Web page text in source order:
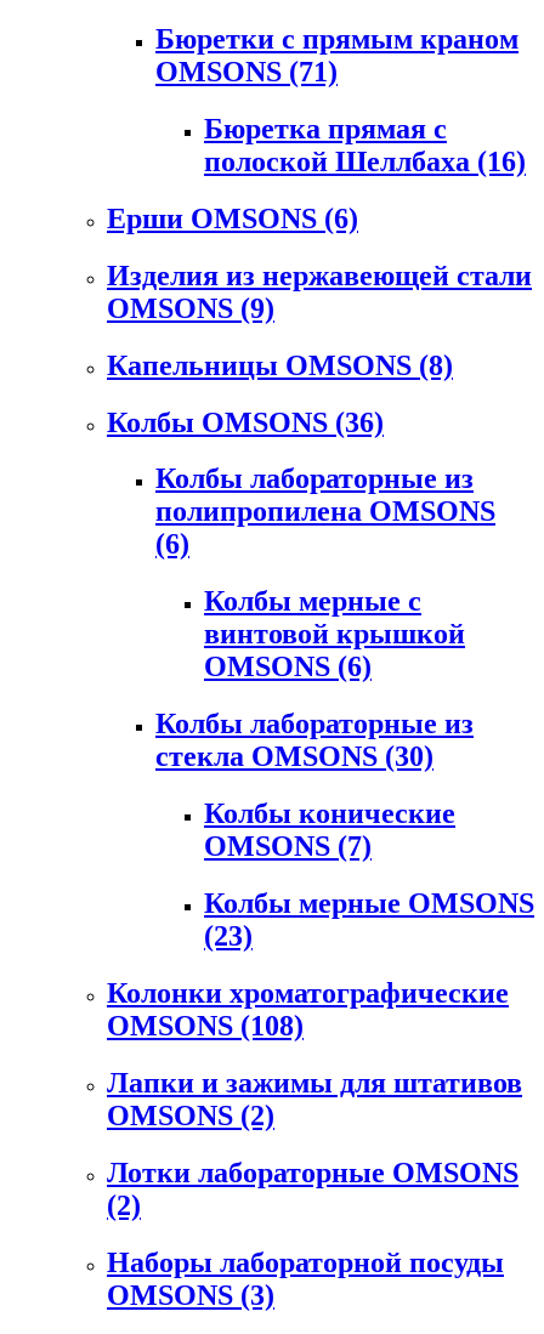
Бюретки с прямым краном
OMSONS (71)
Бюретка прямая с
полоской Шеллбаха (16)
Ерши OMSONS (6)
Изделия из нержавеющей стали
OMSONS (9)
Капельницы OMSONS (8)
Колбы OMSONS (36)
Колбы лабораторные из
полипропилена OMSONS
(6)
Колбы мерные с
винтовой крышкой
OMSONS (6)
Колбы лабораторные из
стекла OMSONS (30)
Колбы конические
OMSONS (7)
Колбы мерные OMSONS
(23)
Колонки хроматографические
OMSONS (108)
Лапки и зажимы для штативов
OMSONS (2)
Лотки лабораторные OMSONS
(2)
Наборы лабораторной посуды
OMSONS (3)